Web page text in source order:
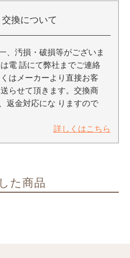
換について
、汚損・破損等がございま
電 話にて弊社までご連絡
はメーカーより直接お客
らせて頂きます。交換商
返金対応にな りますので
詳しくはこちら
た商品